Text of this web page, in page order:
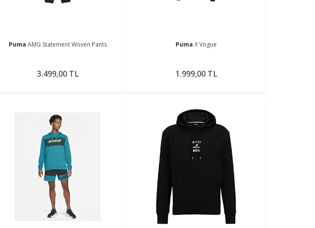
Puma AMG Statement Woven Pants
3.499,00 TL
PumaX Vogue
1.999,00 TL